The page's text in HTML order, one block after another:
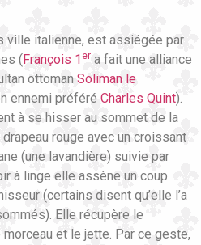
ville italienne, est assiégée par
(François 1 er a fait une alliance
ottoman Soliman le
ennemi préféré Charles Quint).
à se hisser au sommet de la
drapeau rouge avec un croissant
(une lavandière) suivie par
à linge elle assène un coup
(certains disent qu’elle l’a
Elle récupère le
et le jette. Par ce geste,